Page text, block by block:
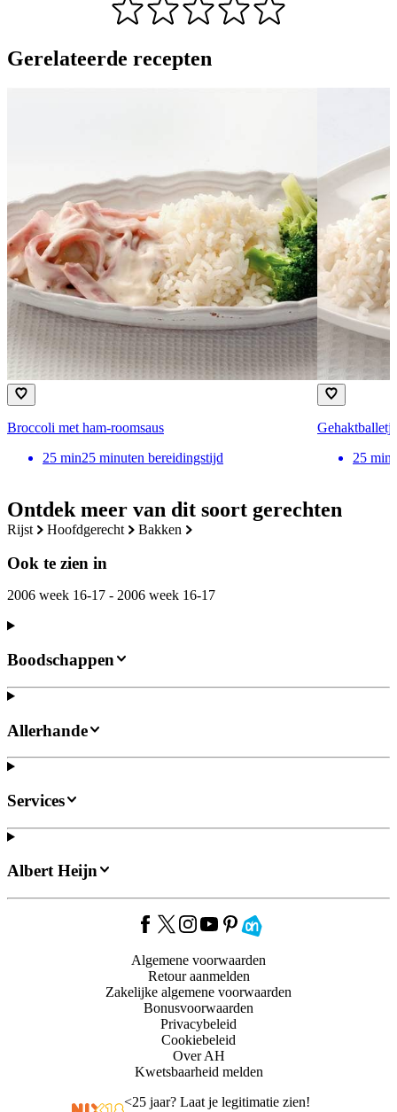
Ontdek meer van dit soort gerechten
rijst hoofdgerecht bakken
Ook te zien in
2006 week 16-17 - 2006 week 16-17
Gerelateerde recepten
Broccoli met ham-roomsaus
25 min25 minuten bereidingstijd
25 min
Boodschappen
Allerhande
Services
Albert Heijn
Algemene voorwaarden
Retour aanmelden
Zakelijke algemene voorwaarden
Bonusvoorwaarden
Privacybeleid
Cookiebeleid
Over AH
Kwetsbaarheid melden
<25 jaar? Laat je legitimatie zien!